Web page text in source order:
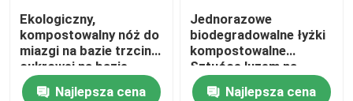
Pojemnik na żywność Bagasse
Ekologiczny,
kompostowalny nóż do
miazgi na bazie trzciny
cukrowej na bazie
trzciny cukrowej
Najlepsza cena
Jednorazowe
biodegradowalne łyżki
kompostowalne
Sztućce luzem na
obiad 6,5 ''
Najlepsza cena